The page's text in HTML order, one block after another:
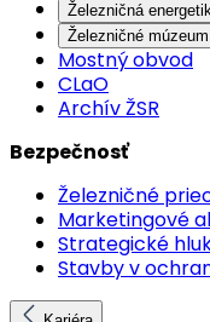
Železničná
Železničné
Mostný obvod
CLaO
Archív ŽSR
Bezpečnosť
Železničné
Marketingové
Strategické
Stavby v